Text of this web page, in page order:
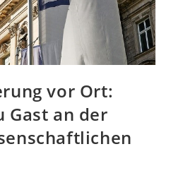
vor Ort:
Gast an der